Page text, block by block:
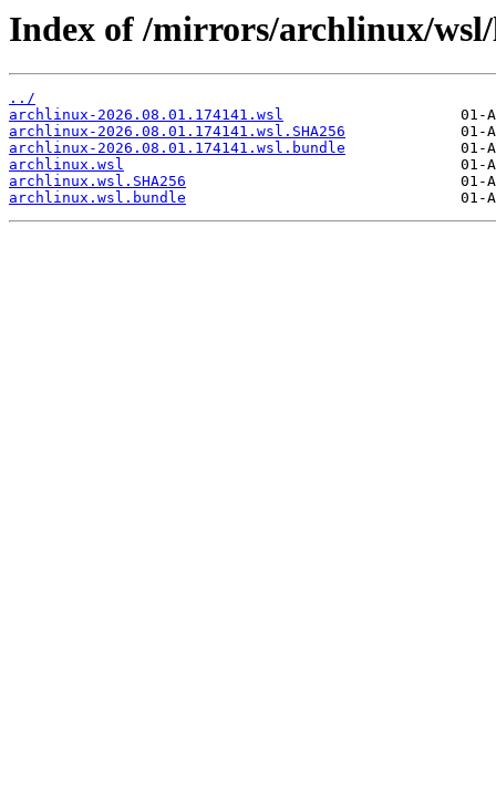
Index of /mirrors/archlinux/
../
archlinux-2026.08.01.174141.wsl
archlinux-2026.08.01.174141.wsl.SHA256
archlinux-2026.08.01.174141.wsl.bundle
archlinux.wsl
archlinux.wsl.SHA256
archlinux.wsl.bundle